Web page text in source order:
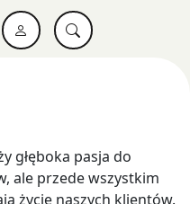
głęboka pasja do
ale przede wszystkim
życie naszych klientów.